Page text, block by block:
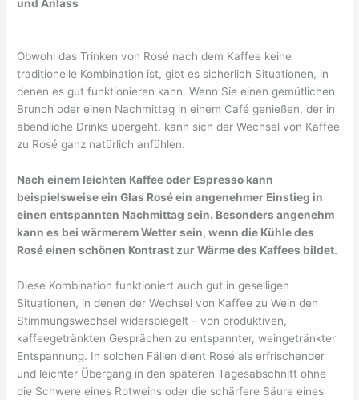
und Anlass
Obwohl das Trinken von Rosé nach dem Kaffee keine
traditionelle Kombination ist, gibt es sicherlich Situationen, in
denen es gut funktionieren kann. Wenn Sie einen gemütlichen
Brunch oder einen Nachmittag in einem Café genießen, der in
abendliche Drinks übergeht, kann sich der Wechsel von Kaffee
zu Rosé ganz natürlich anfühlen.
Nach einem leichten Kaffee oder Espresso kann
beispielsweise ein Glas Rosé ein angenehmer Einstieg in
einen entspannten Nachmittag sein. Besonders angenehm
kann es bei wärmerem Wetter sein, wenn die Kühle des
Rosé einen schönen Kontrast zur Wärme des Kaffees bildet.
Diese Kombination funktioniert auch gut in geselligen
Situationen, in denen der Wechsel von Kaffee zu Wein den
Stimmungswechsel widerspiegelt – von produktiven,
kaffeegetränkten Gesprächen zu entspannter, weingetränkter
Entspannung. In solchen Fällen dient Rosé als erfrischender
und leichter Übergang in den späteren Tagesabschnitt ohne
die Schwere eines Rotweins oder die schärfere Säure eines